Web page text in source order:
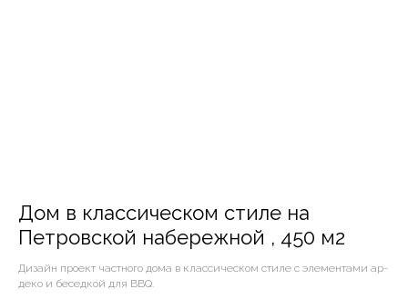
Дом в классическом стиле на
Петровской набережной , 450 м2
Дизайн проект частного дома в классическом стиле с элементами ар-
деко и беседкой для BBQ.